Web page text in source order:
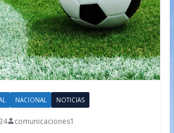
NACIONAL NOTICIAS
comunicaciones1